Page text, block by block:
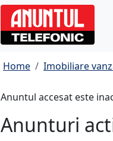
Home Imobiliare
Anuntul accesat este
Anunturi